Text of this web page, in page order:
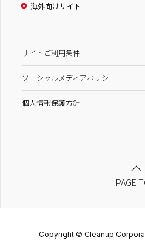
海外向けサイト
サイトご利用条件
ソーシャルメディアポリシー
個人情報保護方針
PAGE
Copyright © Cleanup